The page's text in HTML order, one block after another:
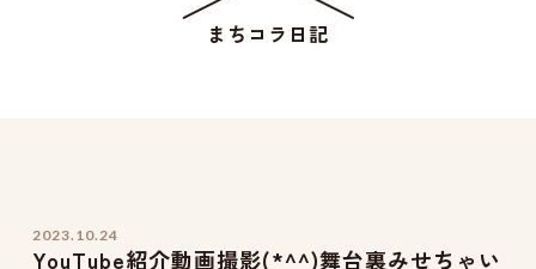
まちコラ日記
2023.10.24
YouTube紹介動画撮影(*^^)舞台裏みせちゃい